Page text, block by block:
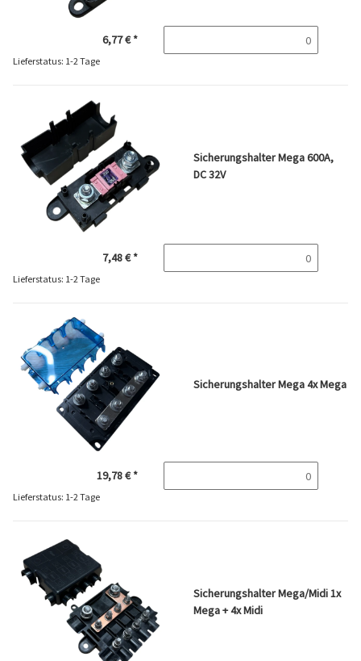
6,77 €*
Lieferstatus: 1-2 Tage
Sicherungshalter Mega 600A,
DC 32V
7,48 €*
Lieferstatus: 1-2 Tage
Sicherungshalter Mega 4x Mega
19,78 €*
Lieferstatus: 1-2 Tage
Sicherungshalter Mega/Midi 1x
Mega + 4x Midi